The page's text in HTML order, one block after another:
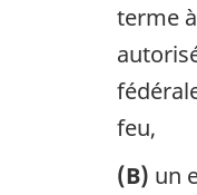
terme
feu,
(B) un